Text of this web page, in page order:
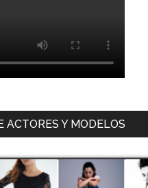
ACTORES Y MODELOS